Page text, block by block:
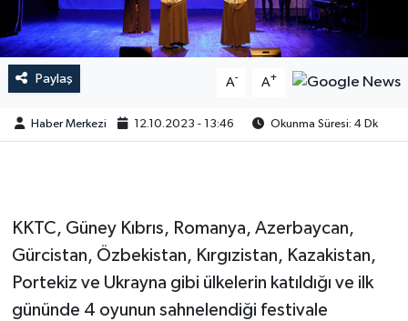
Paylaş A- A+
Haber Merkezi 12.10.2023 - 13:46 Okunma Süresi: 4 Dk
KKTC, Güney Kıbrıs, Romanya, Azerbaycan,
Gürcistan, Özbekistan, Kırgızistan, Kazakistan,
Portekiz ve Ukrayna gibi ülkelerin katıldığı ve ilk
gününde 4 oyunun sahnelendiği festivale